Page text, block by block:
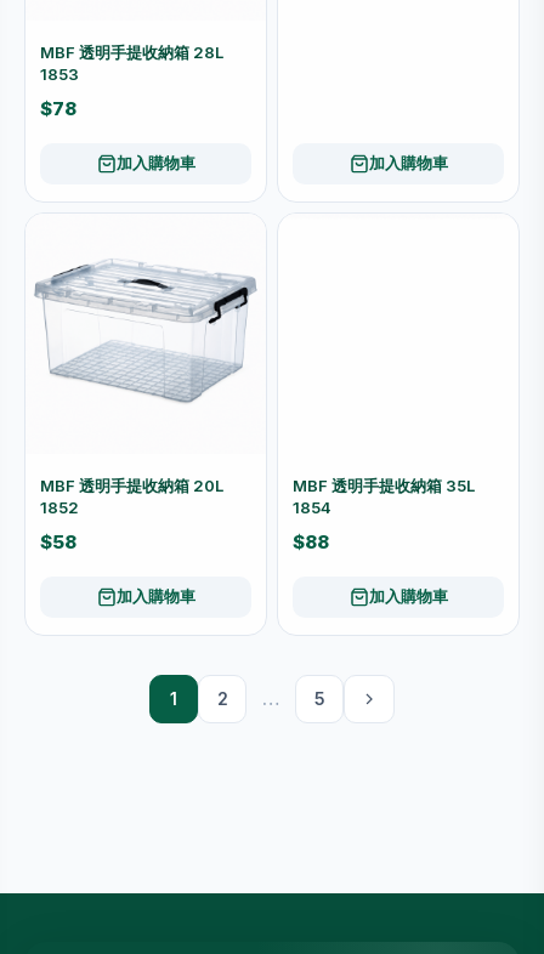
MBF 透明手提收納箱 28L
1853
$78
加入購物車 加入購物車
MBF 透明手提收納箱 20L
1852
$58
加入購物車
MBF 透明手提收納箱 35L
1854
$88
加入購物車
1 2 … 5